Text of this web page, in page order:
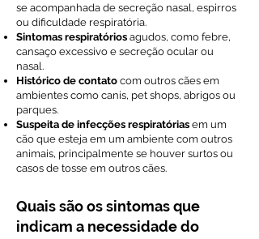
se acompanhada de secreção nasal, espirros
ou dificuldade respiratória.
Sintomas respiratórios agudos, como febre,
cansaço excessivo e secreção ocular ou
nasal.
Histórico de contato com outros cães em
ambientes como canis, pet shops, abrigos ou
parques.
Suspeita de infecções respiratórias em um
cão que esteja em um ambiente com outros
animais, principalmente se houver surtos ou
casos de tosse em outros cães.
Quais são os sintomas que
indicam a necessidade do